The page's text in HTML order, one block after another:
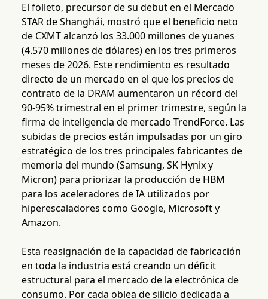
El folleto, precursor de su debut en el Mercado
STAR de Shanghái, mostró que el beneficio neto
de CXMT alcanzó los 33.000 millones de yuanes
(4.570 millones de dólares) en los tres primeros
meses de 2026. Este rendimiento es resultado
directo de un mercado en el que los precios de
contrato de la DRAM aumentaron un récord del
90-95% trimestral en el primer trimestre, según la
firma de inteligencia de mercado TrendForce. Las
subidas de precios están impulsadas por un giro
estratégico de los tres principales fabricantes de
memoria del mundo (Samsung, SK Hynix y
Micron) para priorizar la producción de HBM
para los aceleradores de IA utilizados por
hiperescaladores como Google, Microsoft y
Amazon.
Esta reasignación de la capacidad de fabricación
en toda la industria está creando un déficit
estructural para el mercado de la electrónica de
consumo. Por cada oblea de silicio dedicada a